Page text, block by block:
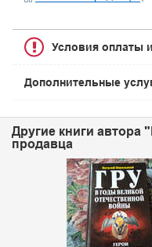
Условия оплаты
Дополнительные
Другие книги автора
продавца